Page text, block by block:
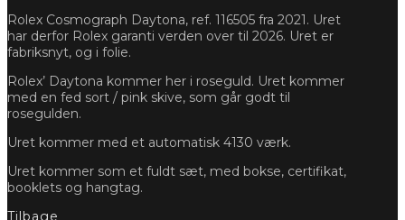
Rolex Cosmograph Daytona, ref. 116505 fra 2021. Uret
har derfor Rolex garanti verden over til 2026. Uret er
fabriksnyt, og i folie.
Rolex’ Daytona kommer her i roseguld. Uret kommer
med en fed sort / pink skive, som går godt til
rosegulden.
Uret kommer med et automatisk 4130 værk.
Uret kommer som et fuldt sæt, med bokse, certifikat,
booklets og hangtag.
Tilbage